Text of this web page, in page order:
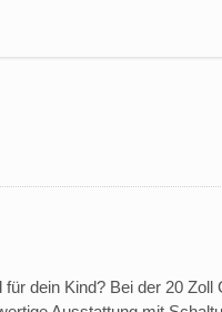
dein Kind? Bei der 20